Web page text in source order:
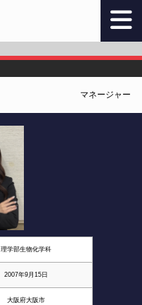
マネージャー
理学部生物化学科
2007年9月15日
大阪府大阪市